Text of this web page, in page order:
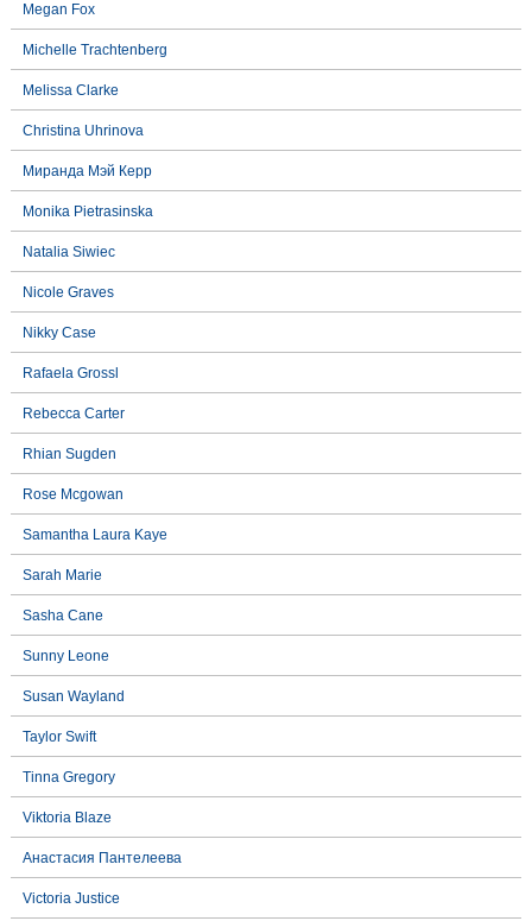
Megan Fox
Michelle Trachtenberg
Melissa Clarke
Christina Uhrinova
Миранда Мэй Керр
Monika Pietrasinska
Natalia Siwiec
Nicole Graves
Nikky Case
Rafaela Grossl
Rebecca Carter
Rhian Sugden
Rose Mcgowan
Samantha Laura Kaye
Sarah Marie
Sasha Cane
Sunny Leone
Susan Wayland
Taylor Swift
Tinna Gregory
Viktoria Blaze
Анастасия Пантелеева
Victoria Justice